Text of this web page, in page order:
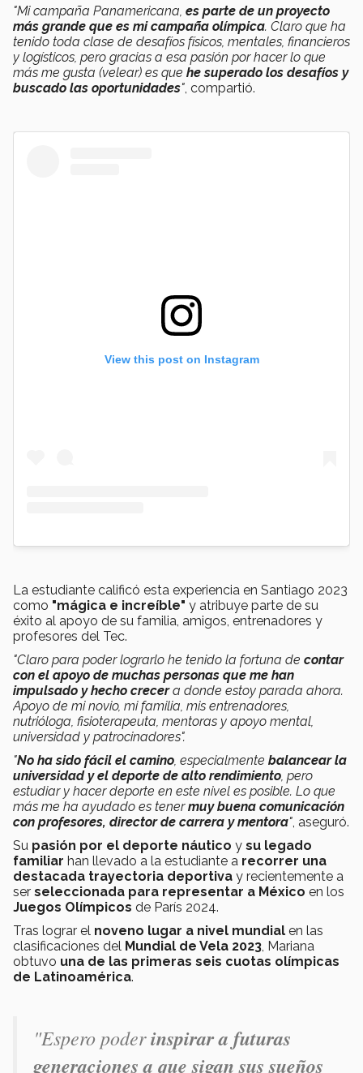
"Mi campaña Panamericana, es parte de un proyecto
más grande que es mi campaña olímpica. Claro que ha
tenido toda clase de desafíos físicos, mentales, financieros
y logísticos, pero gracias a esa pasión por hacer lo que
más me gusta (velear) es que he superado los desafíos y
buscado las oportunidades", compartió.
View this post on Instagram
La estudiante calificó esta experiencia en Santiago 2023
como "mágica e increíble" y atribuye parte de su
éxito al apoyo de su familia, amigos, entrenadores y
profesores del Tec.
"Claro para poder lograrlo he tenido la fortuna de contar
con el apoyo de muchas personas que me han
impulsado y hecho crecera donde estoy parada ahora.
Apoyo de mi novio, mi familia, mis entrenadores,
nutrióloga, fisioterapeuta, mentoras y apoyo mental,
universidad y patrocinadores".
"No ha sido fácil el camino, especialmente balancear la
universidad y el deporte de alto rendimiento, pero
estudiar y hacer deporte en este nivel es posible. Lo que
más me ha ayudado es tenermuy buena comunicación
con profesores, director de carrera y mentora", aseguró.
Su pasión por el deporte náutico y su legado
familiar han llevado a la estudiante a recorrer una
destacada trayectoria deportiva y recientemente a
ser seleccionada para representar a México en los
Juegos Olímpicos de París 2024.
Tras lograr el noveno lugar a nivel mundial en las
clasificaciones del Mundial de Vela 2023, Mariana
obtuvo una de las primeras seis cuotas olímpicas
de Latinoamérica.
"Espero poderinspirar a futuras
generaciones a que sigan sus sueños